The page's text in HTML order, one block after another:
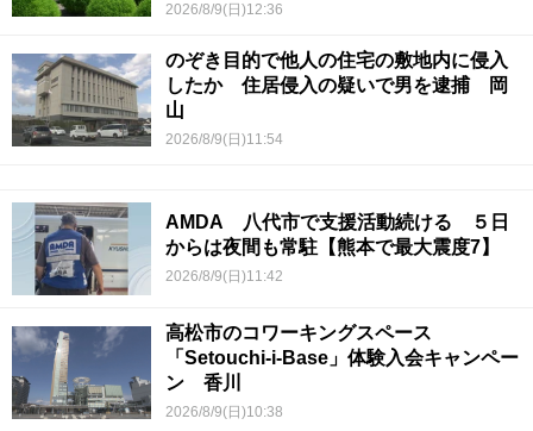
2026/8/9(日)12:36
のぞき目的で他人の住宅の敷地内に侵入
したか 住居侵入の疑いで男を逮捕 岡
山
2026/8/9(日)11:54
AMDA 八代市で支援活動続ける ５日
からは夜間も常駐【熊本で最大震度7】
2026/8/9(日)11:42
高松市のコワーキングスペース
「Setouchi-i-Base」体験入会キャンペー
ン 香川
2026/8/9(日)10:38